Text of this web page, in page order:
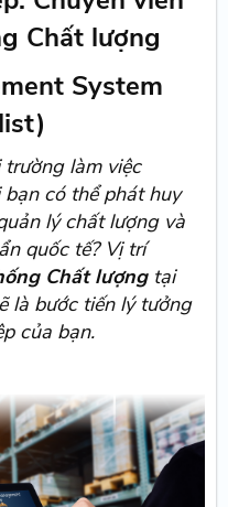
Chất lượng
System
làm việc
bạn có thể phát huy
lý chất lượng và
quốc tế? Vị trí
Chất lượngtại
là bước tiến lý tưởng
của bạn.